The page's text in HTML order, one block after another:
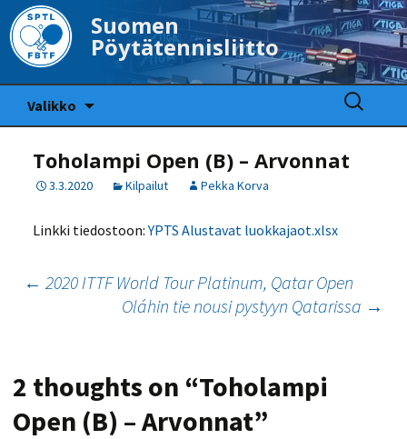
Suomen
Pöytätennisliitto
Valikko
Haku:
Toholampi Open (B) – Arvonnat
3.3.2020 Kilpailut Pekka Korva
Linkki tiedostoon:YPTS Alustavat luokkajaot.xlsx
Artikkelien
← 2020 ITTF World Tour Platinum, Qatar Open
Oláhin tie nousi pystyyn Qatarissa →
2 thoughts on “Toholampi
Open (B) – Arvonnat”